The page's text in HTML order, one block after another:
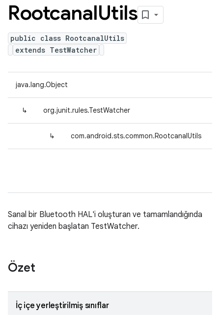
RootcanalUtils
public class RootcanalUtils
extends TestWatcher
java.lang.Object
↳ org.junit.rules.TestWatcher
↳ com.android.sts.common.RootcanalUtils
Sanal bir Bluetooth HAL'i oluşturan ve tamamlandığında
cihazı yeniden başlatan TestWatcher.
Özet
İç içe yerleştirilmiş sınıflar